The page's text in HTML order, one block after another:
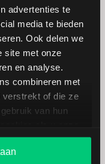
advertenties te
media te bieden
Ook delen we
site met onze
en analyse.
combineren met
verstrekt of die ze
van hun